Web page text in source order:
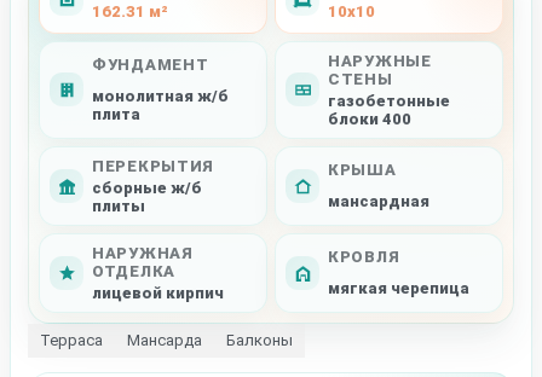
162.31 м²
10x10
ФУНДАМЕНТ
монолитная ж/б
плита
НАРУЖНЫЕ
СТЕНЫ
газобетонные
блоки 400
ПЕРЕКРЫТИЯ
сборные ж/б
плиты
КРЫША
мансардная
НАРУЖНАЯ
ОТДЕЛКА
лицевой кирпич
КРОВЛЯ
мягкая черепица
Терраса Мансарда Балконы